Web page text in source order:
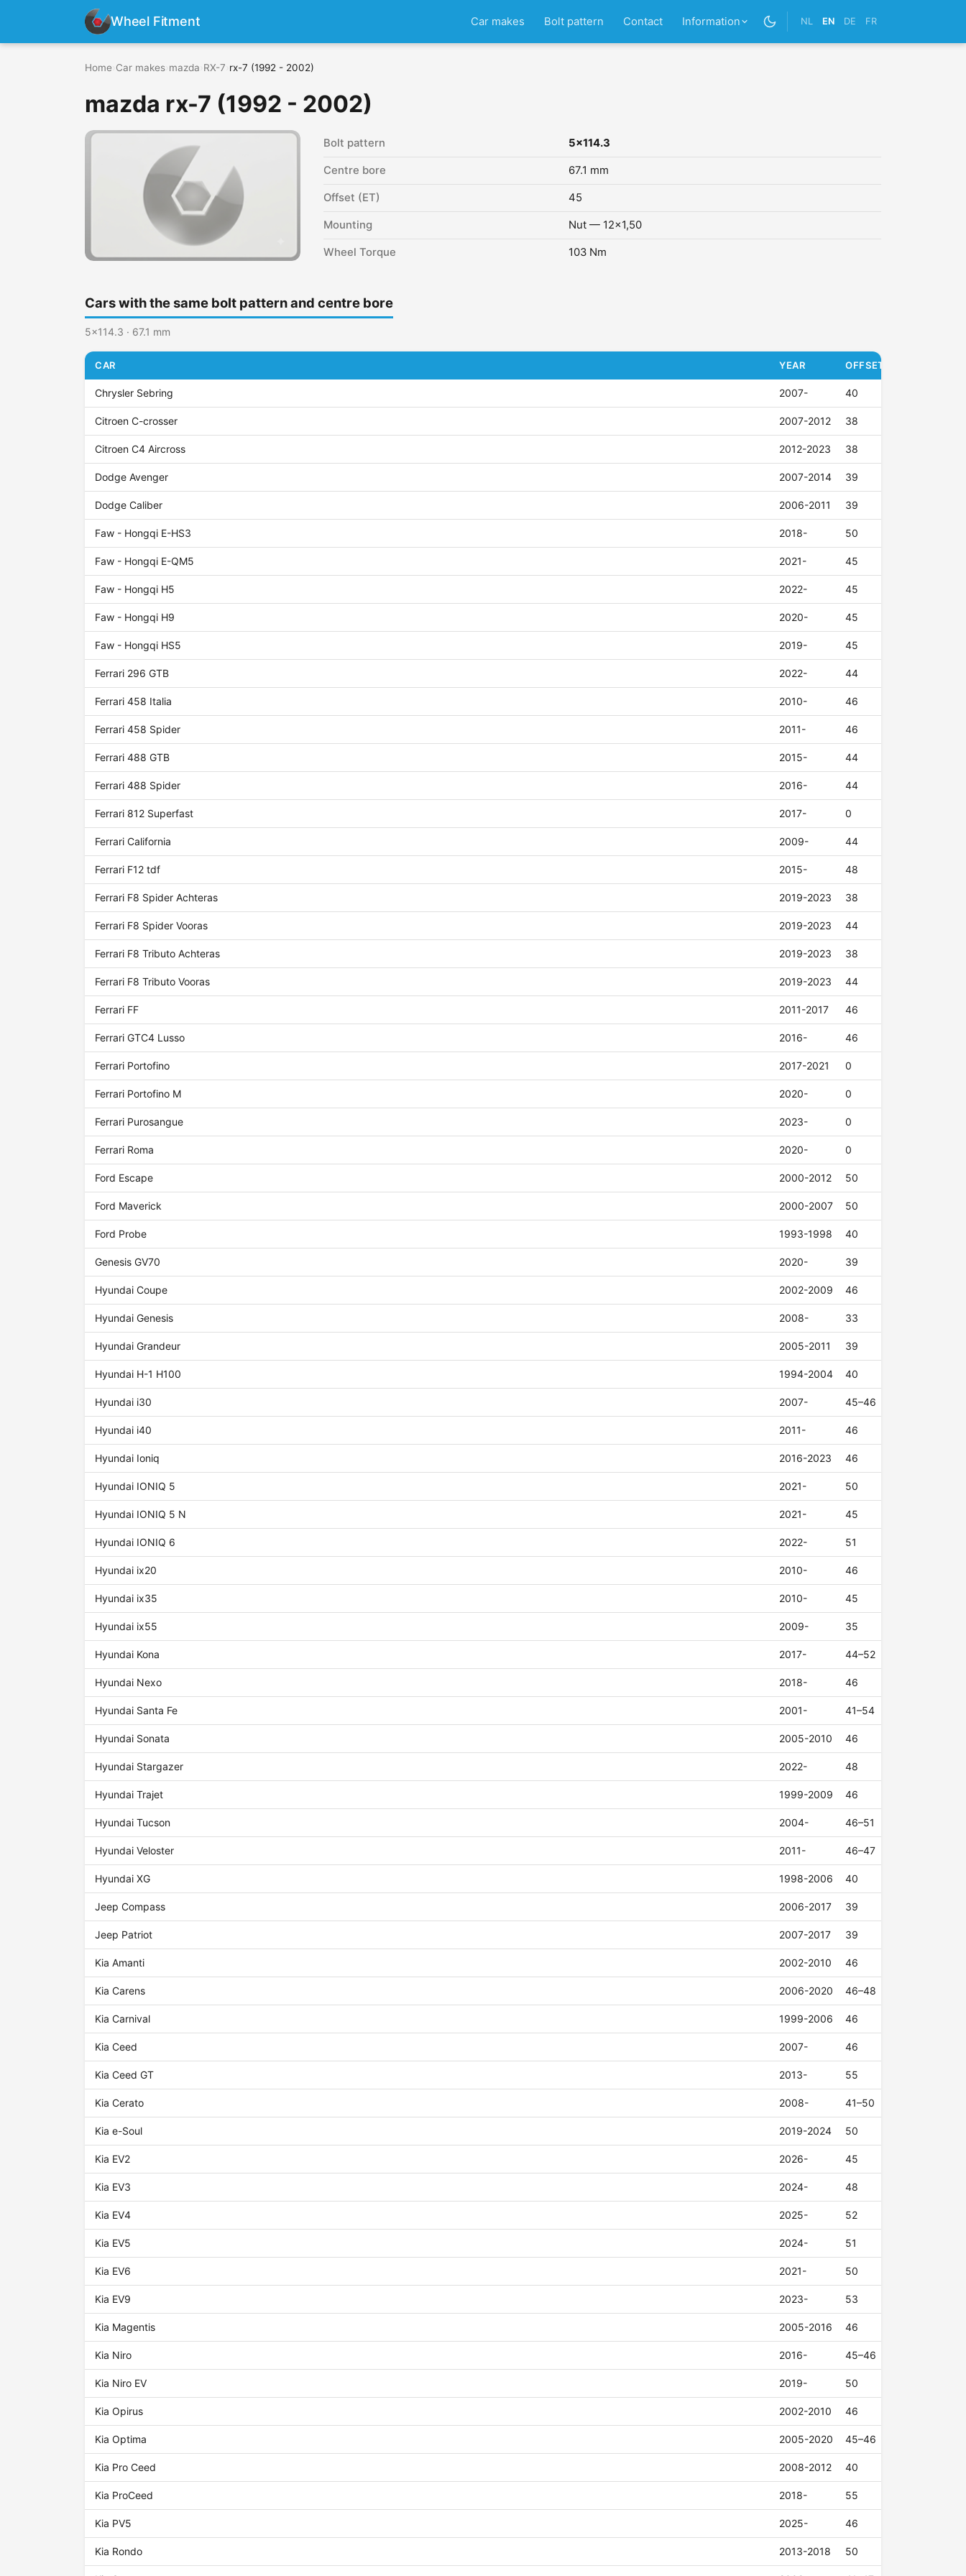
Wheel Fitment Car makes Bolt pattern Contact Information NL EN DE FR
Home Car makes mazda RX-7 rx-7 (1992 - 2002)
mazda rx-7 (1992 - 2002)
Bolt pattern 5x114.3
Centre bore 67.1 mm
Offset (ET) 45
Mounting Nut — 12x1,50
Wheel Torque 103 Nm
Cars with the same bolt pattern and centre bore
5x114.3 · 67.1 mm
CAR YEAR OFFSET (ET)
Chrysler Sebring 2007- 40
Citroen C-crosser 2007-2012 38
Citroen C4 Aircross 2012-2023 38
Dodge Avenger 2007-2014 39
Dodge Caliber 2006-2011 39
Faw - Hongqi E-HS3 2018- 50
Faw - Hongqi E-QM5 2021- 45
Faw - Hongqi H5 2022- 45
Faw - Hongqi H9 2020- 45
Faw - Hongqi HS5 2019- 45
Ferrari 296 GTB 2022- 44
Ferrari 458 Italia 2010- 46
Ferrari 458 Spider 2011- 46
Ferrari 488 GTB 2015- 44
Ferrari 488 Spider 2016- 44
Ferrari 812 Superfast 2017- 0
Ferrari California 2009- 44
Ferrari F12 tdf 2015- 48
Ferrari F8 Spider Achteras 2019-2023 38
Ferrari F8 Spider Vooras 2019-2023 44
Ferrari F8 Tributo Achteras 2019-2023 38
Ferrari F8 Tributo Vooras 2019-2023 44
Ferrari FF 2011-2017 46
Ferrari GTC4 Lusso 2016- 46
Ferrari Portofino 2017-2021 0
Ferrari Portofino M 2020- 0
Ferrari Purosangue 2023- 0
Ferrari Roma 2020- 0
Ford Escape 2000-2012 50
Ford Maverick 2000-2007 50
Ford Probe 1993-1998 40
Genesis GV70 2020- 39
Hyundai Coupe 2002-2009 46
Hyundai Genesis 2008- 33
Hyundai Grandeur 2005-2011 39
Hyundai H-1 H100 1994-2004 40
Hyundai i30 2007- 45–46
Hyundai i40 2011- 46
Hyundai Ioniq 2016-2023 46
Hyundai IONIQ 5 2021- 50
Hyundai IONIQ 5 N 2021- 45
Hyundai IONIQ 6 2022- 51
Hyundai ix20 2010- 46
Hyundai ix35 2010- 45
Hyundai ix55 2009- 35
Hyundai Kona 2017- 44–52
Hyundai Nexo 2018- 46
Hyundai Santa Fe 2001- 41–54
Hyundai Sonata 2005-2010 46
Hyundai Stargazer 2022- 48
Hyundai Trajet 1999-2009 46
Hyundai Tucson 2004- 46–51
Hyundai Veloster 2011- 46–47
Hyundai XG 1998-2006 40
Jeep Compass 2006-2017 39
Jeep Patriot 2007-2017 39
Kia Amanti 2002-2010 46
Kia Carens 2006-2020 46–48
Kia Carnival 1999-2006 46
Kia Ceed 2007- 46
Kia Ceed GT 2013- 55
Kia Cerato 2008- 41–50
Kia e-Soul 2019-2024 50
Kia EV2 2026- 45
Kia EV3 2024- 48
Kia EV4 2025- 52
Kia EV5 2024- 51
Kia EV6 2021- 50
Kia EV9 2023- 53
Kia Magentis 2005-2016 46
Kia Niro 2016- 45–46
Kia Niro EV 2019- 50
Kia Opirus 2002-2010 46
Kia Optima 2005-2020 45–46
Kia Pro Ceed 2008-2012 40
Kia ProCeed 2018- 55
Kia PV5 2025- 46
Kia Rondo 2013-2018 50